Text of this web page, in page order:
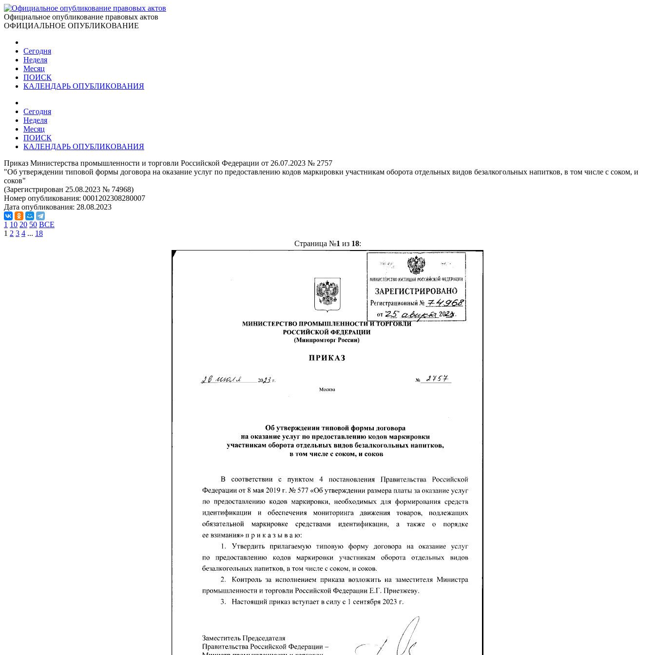
Официальное опубликование правовых актов
ОФИЦИАЛЬНОЕ ОПУБЛИКОВАНИЕ
Сегодня
Неделя
Месяц
ПОИСК
КАЛЕНДАРЬ ОПУБЛИКОВАНИЯ
Сегодня
Неделя
Месяц
ПОИСК
КАЛЕНДАРЬ ОПУБЛИКОВАНИЯ
Приказ Министерства промышленности и торговли Российской Федерации от 26.07.2023 № 2757
"Об утверждении типовой формы договора на оказание услуг по предоставлению кодов маркировки участникам оборота отдельных видов безалкогольных напитков, в том числе с соком, и
соков"
(Зарегистрирован 25.08.2023 № 74968)
Номер опубликования: 0001202308280007
Дата опубликования: 28.08.2023
1 10 20 50 ВСЕ
1 2 3 4 ... 18
Страница №1 из 18: